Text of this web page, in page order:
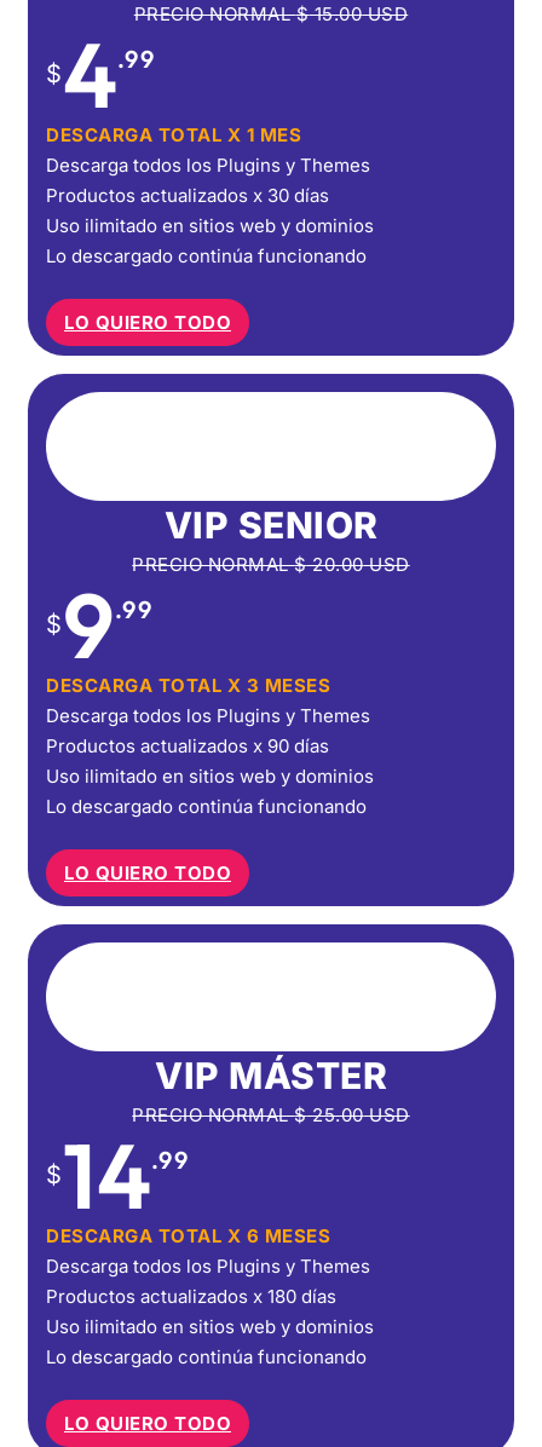
PRECIO NORMAL$15.00USD
$4.99
DESCARGA TOTAL X 1 MES
Descarga todos los Plugins y Themes
Productos actualizados x 30 días
Uso ilimitado en sitios web y dominios
Lo descargado continúa funcionando
LO QUIERO TODO
VIP SENIOR
PRECIO NORMAL$20.00USD
$9.99
DESCARGA TOTAL X 3 MESES
Descarga todos los Plugins y Themes
Productos actualizados x 90 días
Uso ilimitado en sitios web y dominios
Lo descargado continúa funcionando
LO QUIERO TODO
VIP MÁSTER
PRECIO NORMAL$25.00USD
$14.99
DESCARGA TOTAL X 6 MESES
Descarga todos los Plugins y Themes
Productos actualizados x 180 días
Uso ilimitado en sitios web y dominios
Lo descargado continúa funcionando
LO QUIERO TODO